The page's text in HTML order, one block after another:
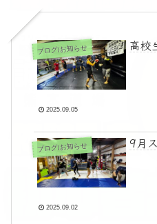
ブログ/お知らせ 高校
2025.09.05
ブログ/お知らせ 9月
2025.09.02